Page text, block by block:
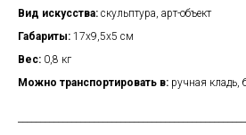
Вид искусства: скульптура, арт-объект
Габариты: 17х9,5х5 см
Вес: 0,8 кг
Можно транспортировать в: ручная кладь,